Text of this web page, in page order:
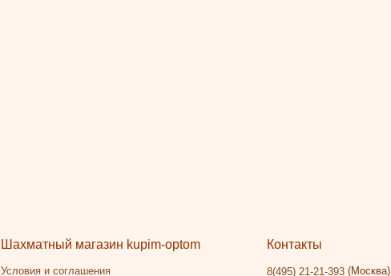
Шахматный магазин kupim-optom
Условия и соглашения
Контакты
8(495) 21-21-393(Москва)